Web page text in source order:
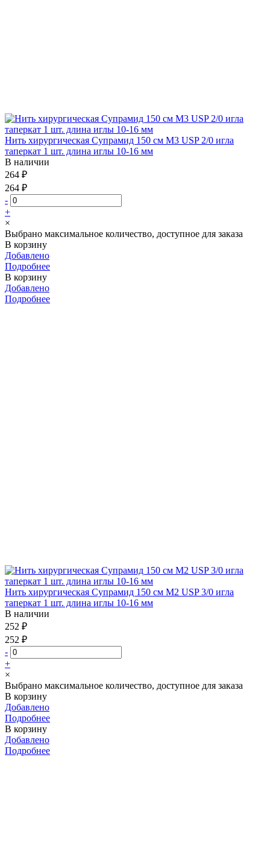
Нить хирургическая Супрамид 150 см М3 USP 2/0 игла
таперкат 1 шт. длина иглы 10-16 мм
В наличии
264 ₽
264 ₽
-
+
×
Выбрано максимальное количество, доступное для заказа
В корзину
Добавлено
Подробнее
В корзину
Добавлено
Подробнее
Нить хирургическая Супрамид 150 см М2 USP 3/0 игла
таперкат 1 шт. длина иглы 10-16 мм
В наличии
252 ₽
252 ₽
-
+
×
Выбрано максимальное количество, доступное для заказа
В корзину
Добавлено
Подробнее
В корзину
Добавлено
Подробнее